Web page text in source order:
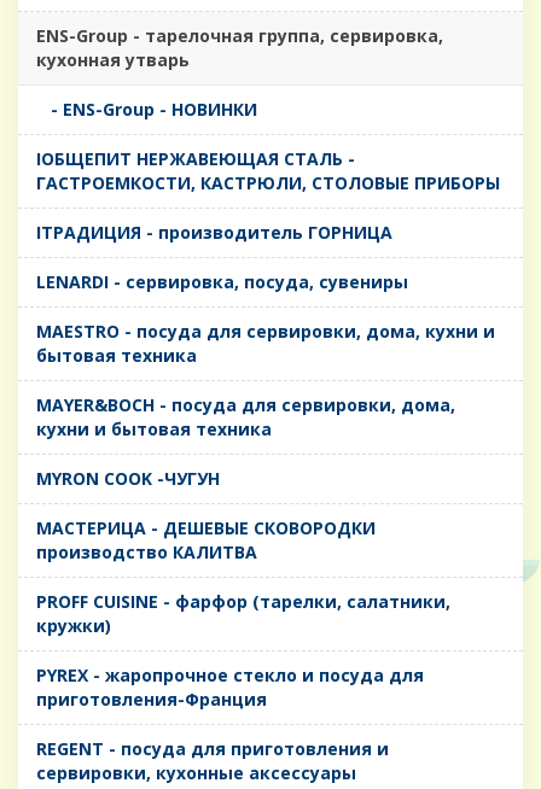
ENS-Group - тарелочная группа, сервировка,
кухонная утварь
- ENS-Group - НОВИНКИ
IОБЩЕПИТ НЕРЖАВЕЮЩАЯ СТАЛЬ -
ГАСТРОЕМКОСТИ, КАСТРЮЛИ, СТОЛОВЫЕ ПРИБОРЫ
IТРАДИЦИЯ - производитель ГОРНИЦА
LENARDI - сервировка, посуда, сувениры
MAESTRO - посуда для сервировки, дома, кухни и
бытовая техника
MAYER&BOCH - посуда для сервировки, дома,
кухни и бытовая техника
MYRON COOK -ЧУГУН
MАСТЕРИЦА - ДЕШЕВЫЕ СКОВОРОДКИ
производство КАЛИТВА
PROFF CUISINE - фарфор (тарелки, салатники,
кружки)
PYREX - жаропрочное стекло и посуда для
приготовления-Франция
REGENT - посуда для приготовления и
сервировки, кухонные аксессуары